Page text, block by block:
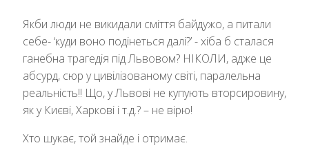
Якби люди не викидали сміття байдужо, а питали
себе- ‘куди воно подінеться далі?’ - хіба б сталася
ганебна трагедія під Львовом? НІКОЛИ, адже це
абсурд, сюр у цивілізованому світі, паралельна
реальність!! Що, у Львові не купують вторсировину,
як у Києві, Харкові і т.д.? – не вірю!
Хто шукає, той знайде і отримає.